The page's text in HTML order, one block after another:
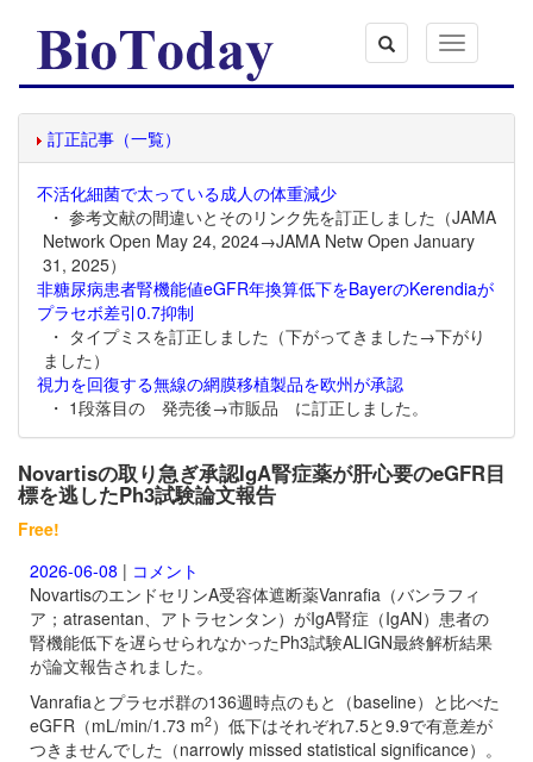
Toggle
navigation
訂正記事（一覧）
不活化細菌で太っている成人の体重減少
・ 参考文献の間違いとそのリンク先を訂正しました（JAMA
Network Open May 24, 2024→JAMA Netw Open January
31, 2025）
非糖尿病患者腎機能値eGFR年換算低下をBayerのKerendiaが
プラセボ差引0.7抑制
・ タイプミスを訂正しました（下がってきました→下がり
ました）
視力を回復する無線の網膜移植製品を欧州が承認
・ 1段落目の 発売後→市販品 に訂正しました。
Novartisの取り急ぎ承認IgA腎症薬が肝心要のeGFR目
標を逃したPh3試験論文報告
Free!
2026-06-08 | コメント
NovartisのエンドセリンA受容体遮断薬Vanrafia（バンラフィ
ア；atrasentan、アトラセンタン）がIgA腎症（IgAN）患者の
腎機能低下を遅らせられなかったPh3試験ALIGN最終解析結果
が論文報告されました。
Vanrafiaとプラセボ群の136週時点のもと（baseline）と比べた
eGFR（mL/min/1.73 m2）低下はそれぞれ7.5と9.9で有意差が
つきませんでした（narrowly missed statistical significance）。